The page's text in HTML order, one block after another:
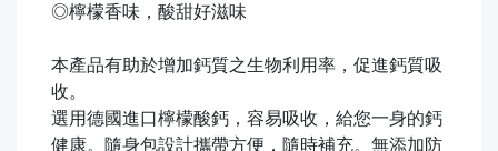
◎檸檬香味，酸甜好滋味
本產品有助於增加鈣質之生物利用率，促進鈣質吸
收。
選用德國進口檸檬酸鈣，容易吸收，給您一身的鈣
健康。隨身包設計攜帶方便，隨時補充。無添加防